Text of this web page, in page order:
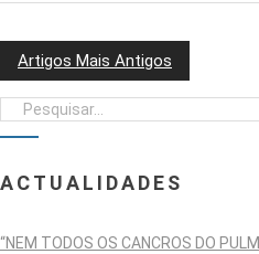
NAVEGAÇÃO
DE
ARTIGOS
Artigos Mais Antigos
ACTUALIDADES
“NEM TODOS OS CANCROS DO